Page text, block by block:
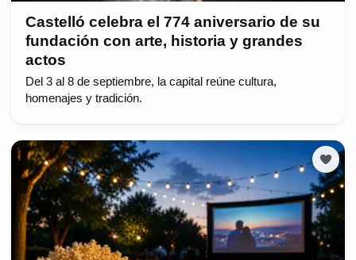
Castelló celebra el 774 aniversario de su
fundación con arte, historia y grandes
actos
Del 3 al 8 de septiembre, la capital reúne cultura,
homenajes y tradición.